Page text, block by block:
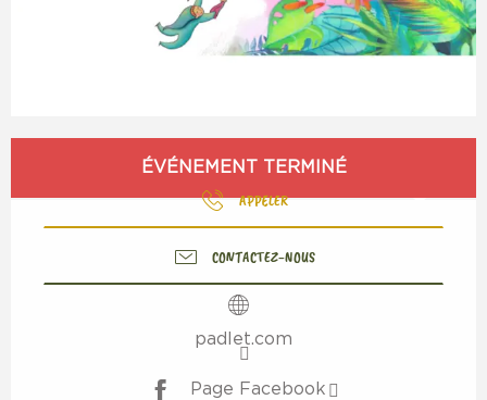
Ouverture et coordonnées
ÉVÉNEMENT TERMINÉ
APPELER
CONTACTEZ-NOUS
padlet.com
Page Facebook